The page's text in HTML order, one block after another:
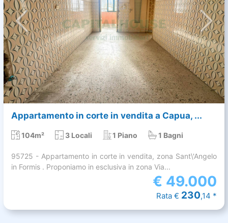
Appartamento in corte in vendita a Capua, ...
104m² 3 Locali 1 Piano 1 Bagni
95725 - Appartamento in corte in vendita, zona Sant\'Angelo
in Formis . Proponiamo in esclusiva in zona Via...
€ 49.000
Rata € 230,14 *